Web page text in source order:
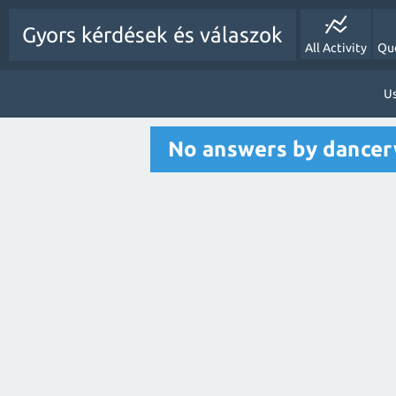
Gyors kérdések és válaszok
All Activity
No answers by